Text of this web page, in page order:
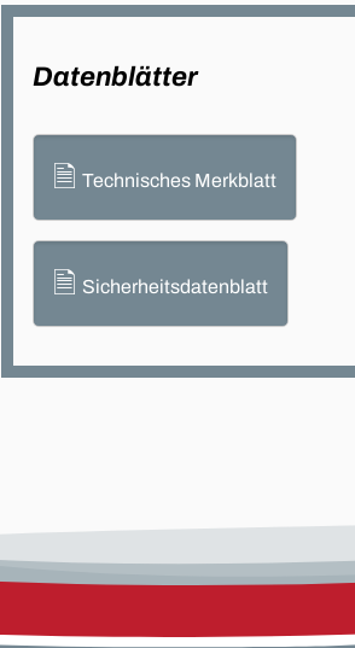
Datenblätter
🗎 Technisches Merkblatt
🗎 Sicherheitsdatenblatt